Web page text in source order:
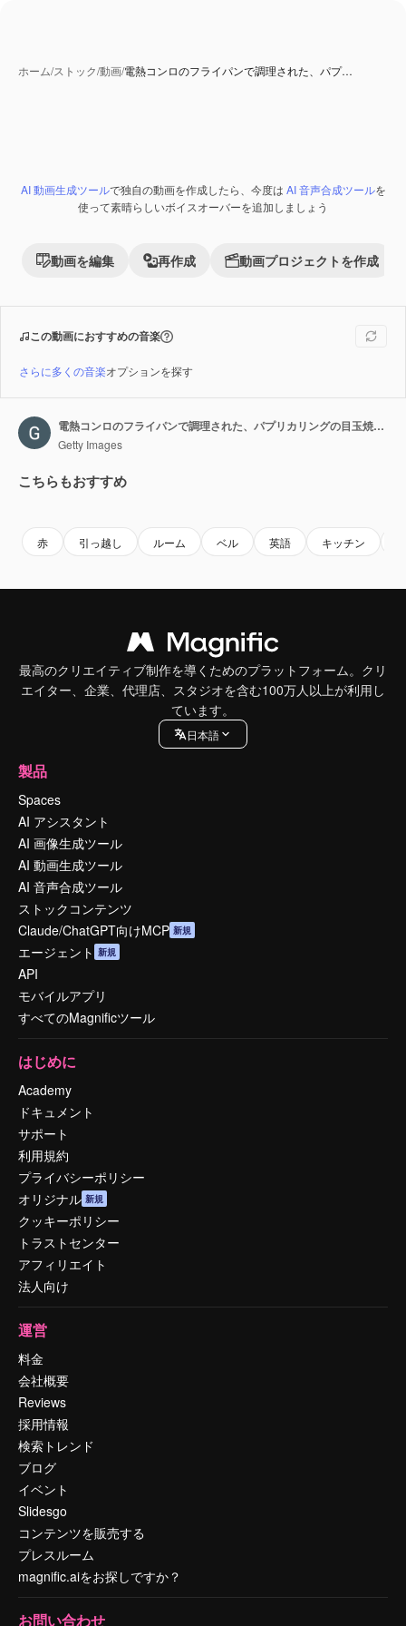
ホーム/ストック/動画/電熱コンロのフライパンで調理された、パプ…
Premium
AI 動画生成ツールで独自の動画を作成したら、今度は AI 音声合成ツールを
使って素晴らしいボイスオーバーを追加しましょう
動画を編集 再作成 動画プロジェクトを作成
この動画におすすめの音楽
さらに多くの音楽オプションを探す
電熱コンロのフライパンで調理された、パプリカリングの目玉焼きとローズマリー、タイムの小枝
Getty Images
こちらもおすすめ
赤 引っ越し ルーム ベル 英語 キッチン
最高のクリエイティブ制作を導くためのプラットフォーム。クリ
エイター、企業、代理店、スタジオを含む100万人以上が利用し
ています。
日本語
製品
Spaces
AI アシスタント
AI 画像生成ツール
AI 動画生成ツール
AI 音声合成ツール
ストックコンテンツ
Claude/ChatGPT向けMCP 新規
エージェント 新規
API
モバイルアプリ
すべてのMagnificツール
はじめに
Academy
ドキュメント
サポート
利用規約
プライバシーポリシー
オリジナル 新規
クッキーポリシー
トラストセンター
アフィリエイト
法人向け
運営
料金
会社概要
Reviews
採用情報
検索トレンド
ブログ
イベント
Slidesgo
コンテンツを販売する
プレスルーム
magnific.aiをお探しですか？
お問い合わせ